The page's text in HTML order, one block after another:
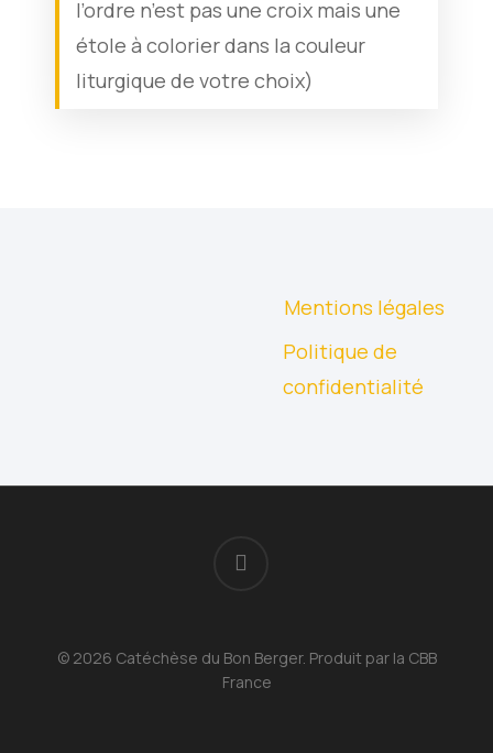
l’ordre n’est pas une croix mais une
étole à colorier dans la couleur
liturgique de votre choix)
Mentions légales
Politique de
confidentialité
© 2026 Catéchèse du Bon Berger. Produit par la CBB
France